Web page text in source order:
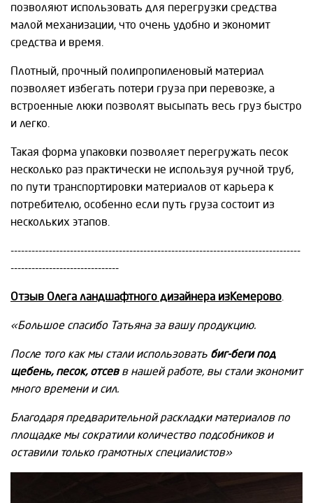
позволяют использовать для перегрузки средства
малой механизации, что очень удобно и экономит
средства и время.
Плотный, прочный полипропиленовый материал
позволяет избегать потери груза при перевозке, а
встроенные люки позволят высыпать весь груз быстро
и легко.
Такая форма упаковки позволяет перегружать песок
несколько раз практически не используя ручной труб,
по пути транспортировки материалов от карьера к
потребителю, особенно если путь груза состоит из
нескольких этапов.
-----------------------------------------------------------------------------------
-------------------------------
Отзыв Олега ландшафтного дизайнера изКемерово.
«Большое спасибо Татьяна за вашу продукцию.
После того как мы стали использовать биг-беги под
щебень, песок, отсевв нашей работе, вы стали экономит
много времени и сил.
Благодаря предварительной раскладки материалов по
площадке мы сократили количество подсобников и
оставили только грамотных специалистов»